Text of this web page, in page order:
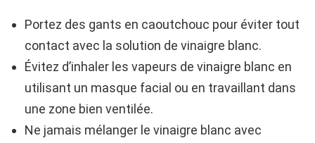
Portez des gants en caoutchouc pour éviter tout
contact avec la solution de vinaigre blanc.
Évitez d’inhaler les vapeurs de vinaigre blanc en
utilisant un masque facial ou en travaillant dans
une zone bien ventilée.
Ne jamais mélanger le vinaigre blanc avec